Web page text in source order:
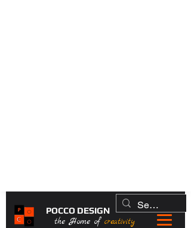
POCCO DESIGN
the Home of creativity